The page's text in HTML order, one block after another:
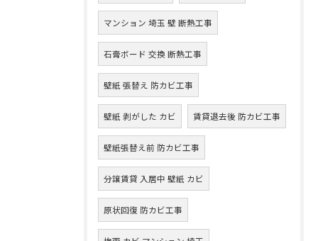
マンション 埼玉 壁 断熱工事
石膏ボード 交換 断熱工事
壁紙 張替え 防カビ工事
壁紙 剥がした カビ 賃貸退去後 防カビ工事
壁紙張替え前 防カビ工事
分譲賃貸 入居中 壁紙 カビ
原状回復 防カビ工事